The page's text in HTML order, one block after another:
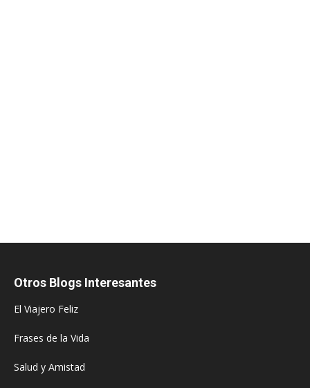
Otros Blogs Interesantes
El Viajero Feliz
Frases de la Vida
Salud y Amistad